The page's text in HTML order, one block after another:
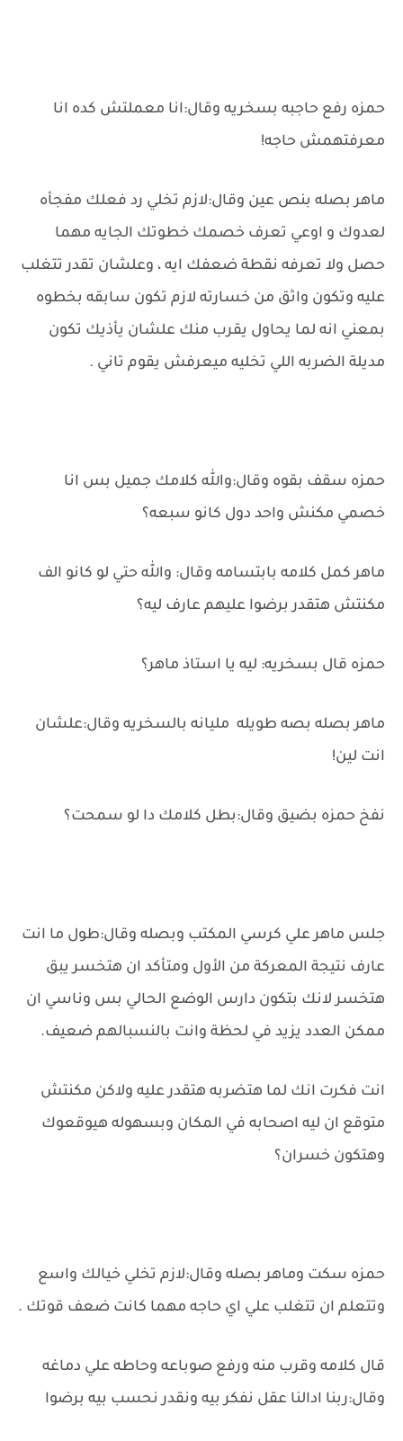
حمزه رفع حاجبه بسخريه وقال:انا معملتش كده انا
معرفتهمش حاجه!
ماهر بصله بنص عين وقال:لازم تخلي رد فعلك مفجأه
لعدوك و اوعي تعرف خصمك خطوتك الجايه مهما
حصل ولا تعرفه نقطة ضعفك ايه ، وعلشان تقدر تتغلب
عليه وتكون واثق من خسارته لازم تكون سابقه بخطوه
بمعني انه لما يحاول يقرب منك علشان يأذيك تكون
مديلة الضربه اللي تخليه ميعرفش يقوم تاني .
حمزه سقف بقوه وقال:والله كلامك جميل بس انا
خصمي مكنش واحد دول كانو سبعه؟
ماهر كمل كلامه بابتسامه وقال: والله حتي لو كانو الف
مكنتش هتقدر برضوا عليهم عارف ليه؟
حمزه قال بسخريه: ليه يا استاذ ماهر؟
ماهر بصله بصه طويله مليانه بالسخريه وقال:علشان
انت لين!
نفخ حمزه بضيق وقال:بطل كلامك دا لو سمحت؟
جلس ماهر علي كرسي المكتب وبصله وقال:طول ما انت
عارف نتيجة المعركة من الأول ومتأكد ان هتخسر يبق
هتخسر لانك بتكون دارس الوضع الحالي بس وناسي ان
ممكن العدد يزيد في لحظة وانت بالنسبالهم ضعيف.
انت فكرت انك لما هتضربه هتقدر عليه ولاكن مكنتش
متوقع ان ليه اصحابه في المكان وبسهوله هيوقعوك
وهتكون خسران؟
حمزه سكت وماهر بصله وقال:لازم تخلي خيالك واسع
وتتعلم ان تتغلب علي اي حاجه مهما كانت ضعف قوتك .
قال كلامه وقرب منه ورفع صوباعه وحاطه علي دماغه
وقال:ربنا ادالنا عقل نفكر بيه ونقدر نحسب بيه برضوا